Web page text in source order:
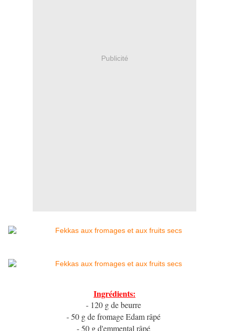
Publicité
Ingrédients:
- 120 g de beurre
- 50 g de fromage Edam râpé
- 50 g d'emmental râpé